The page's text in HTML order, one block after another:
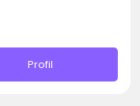
Profil